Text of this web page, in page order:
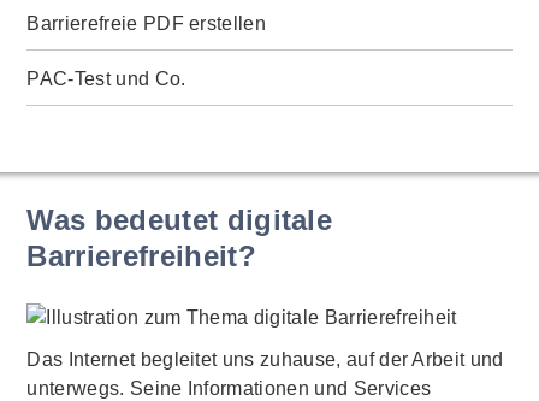
Barrierefreie PDF erstellen
PAC-Test und Co.
Was bedeutet digitale
Barrierefreiheit?
Das Internet begleitet uns zuhause, auf der Arbeit und
unterwegs. Seine Informationen und Services